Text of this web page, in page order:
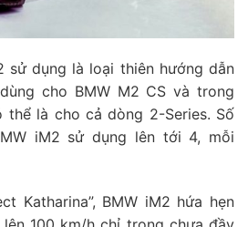
sử dụng là loại thiên hướng dẫn
cho BMW M2 CS và trong
thể là cho cả dòng 2-Series. Số
iM2 sử dụng lên tới 4, mỗi
Katharina”, BMW iM2 hứa hẹn